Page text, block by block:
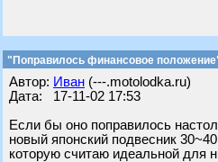
"Поправилось финансовое
Автор: Иван (---.motolodka.ru)
Дата: 17-11-02 17:53
Если бы оно поправилось
новый японский подвесник
которую считаю идеальной для